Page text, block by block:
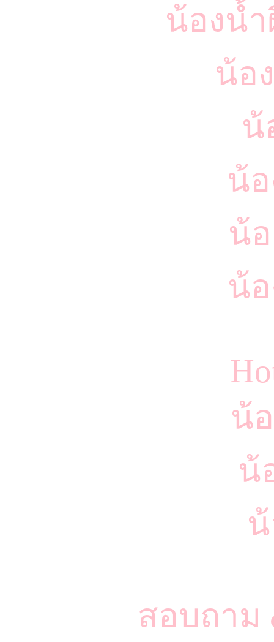
น้องน้
น้อ
น้
น้
น้
น้
น้
น้
สอบถาม